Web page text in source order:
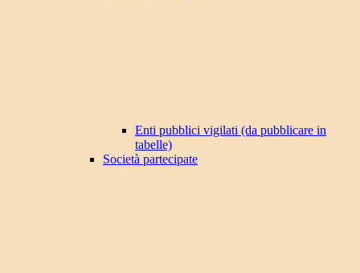
Enti pubblici vigilati (da pubblicare in
tabelle)
Società partecipate